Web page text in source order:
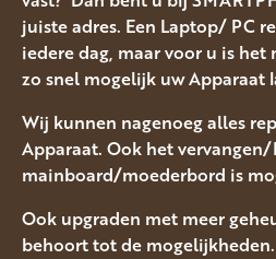
juiste adres. Een Laptop/ PC
iedere dag, maar voor u is
zo snel mogelijk uw Apparaat
Wij kunnen nagenoeg alles
Apparaat. Ook het
mainboard/moederbord is
Ook upgraden met meer
behoort tot de mogelijkheden.